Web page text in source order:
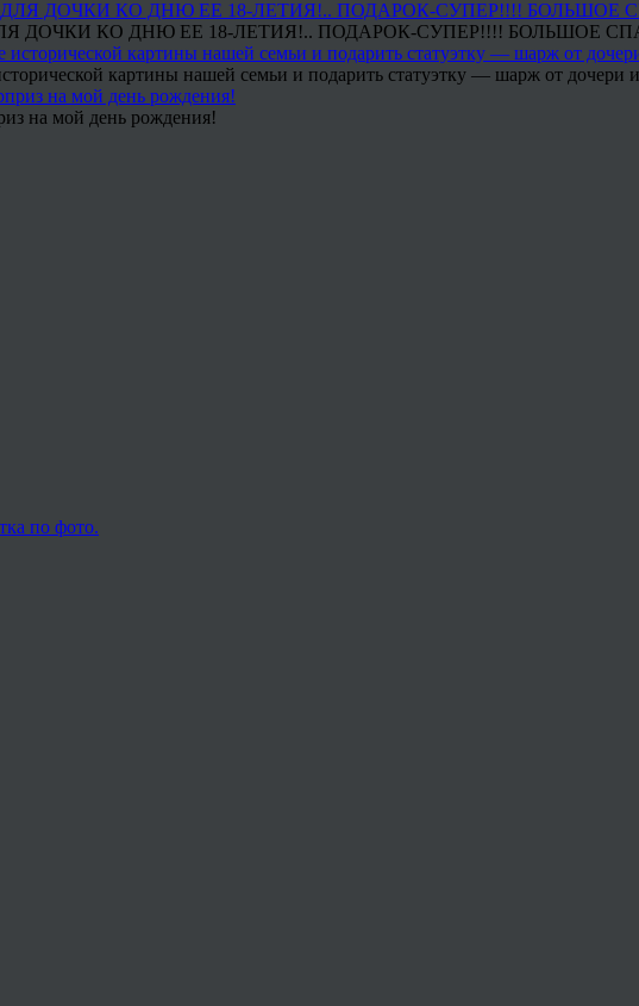
ДОЧКИ КО ДНЮ ЕЕ 18-ЛЕТИЯ!.. ПОДАРОК-СУПЕР!!!! БОЛЬШОЕ
картины нашей семьи и подарить статуэтку — шарж от дочери
на мой день рождения!
по фото.